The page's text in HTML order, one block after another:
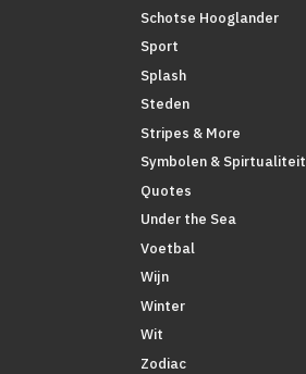
Schotse Hooglander
Sport
Splash
Steden
Stripes & More
Symbolen & Spirtualiteit
Quotes
Under the Sea
Voetbal
Wijn
Winter
Wit
Zodiac